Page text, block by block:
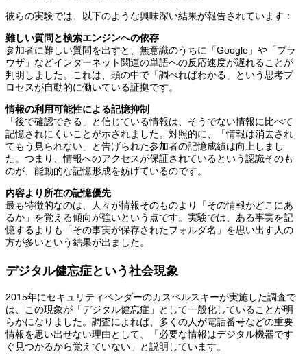
彼らの実験では、以下のような興味深い結果が報告されています：
難しい質問と検索エンジンへの依存
参加者に難しい質問を出すと、無意識のうちに「Google」や「ブラ
ウザ」などインターネット関連の単語への反応速度が遅れることが
判明しました。これは、頭の中で「調べればわかる」という思考プ
ロセスが自動的に働いている証拠です。
情報の利用可能性による記憶抑制
「後で確認できる」と信じている情報は、そうでない情報に比べて
記憶されにくいことが示されました。対照的に、「情報は消去され
てもう見られない」と告げられた参加者の記憶成績は向上しまし
た。つまり、情報へのアクセスが保証されているという認識そのも
のが、能動的な記憶形成を妨げているのです。
内容より所在の記憶優先
最も特徴的なのは、人々が情報そのものより「その情報がどこにあ
るか」を覚える傾向が強いという点です。実験では、ある事実を記
憶するよりも「その事実が保存されたフォルダ名」を思い出す人の
方が多いという結果が出ました。
デジタル健忘症という社会現象
2015年にセキュリティベンダーのカスペルスキーが実施した調査で
は、この現象が「デジタル健忘症」として一般化していることが明
らかになりました。調査によれば、多くの人が電話番号などの重要
情報を思い出せない理由として、「必要な情報はデジタル機器です
ぐ見つかるから覚えていない」と説明しています。